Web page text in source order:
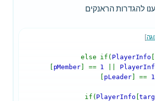
להגדרות הראנקים
PlayerInfo [
pMember] == 1
pLeader] == 1
PlayerInfo [